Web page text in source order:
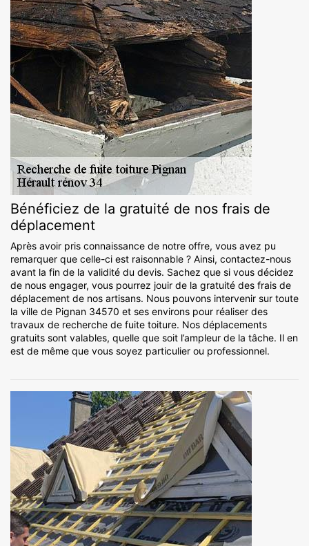
Bénéficiez de la gratuité de nos frais de
déplacement
Après avoir pris connaissance de notre offre, vous avez pu
remarquer que celle-ci est raisonnable ? Ainsi, contactez-nous
avant la fin de la validité du devis. Sachez que si vous décidez
de nous engager, vous pourrez jouir de la gratuité des frais de
déplacement de nos artisans. Nous pouvons intervenir sur toute
la ville de Pignan 34570 et ses environs pour réaliser des
travaux de recherche de fuite toiture. Nos déplacements
gratuits sont valables, quelle que soit l’ampleur de la tâche. Il en
est de même que vous soyez particulier ou professionnel.